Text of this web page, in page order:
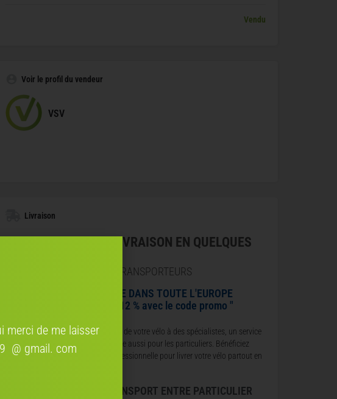
Vendu
Voir le profil du vendeur
VSV
Livraison
ORGANISEZ VOTRE LIVRAISON EN QUELQUES
AVEC NOS PARTENAIRES TRANSPORTEURS
SHIP TO CYCLE DANS TOUTE L'EUROPE
Bénéficiez de 12 % avec le code promo "
Confiez le transport de votre vélo à des spécialistes, un service
économique et fiable aussi pour les particuliers. Bénéficiez
d’une expertise professionnelle pour livrer votre vélo partout en
COCOLIS, TRANSPORT ENTRE PARTICULIER
merci de me laisser
@ gmail. com